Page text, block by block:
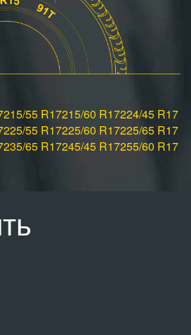
215/55 R17215/60 R17224/45 R17
225/55 R17225/60 R17225/65 R17
235/65 R17245/45 R17255/60 R17